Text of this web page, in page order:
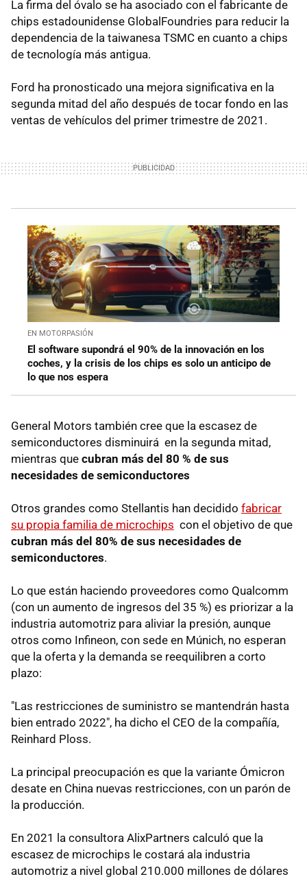
La firma del óvalo se ha asociado con el fabricante de
chips estadounidense GlobalFoundries para reducir la
dependencia de la taiwanesa TSMC en cuanto a chips
de tecnología más antigua.
Ford ha pronosticado una mejora significativa en la
segunda mitad del año después de tocar fondo en las
ventas de vehículos del primer trimestre de 2021.
EN MOTORPASIÓN
El software supondrá el 90% de la innovación en los
coches, y la crisis de los chips es solo un anticipo de
lo que nos espera
General Motors también cree que la escasez de
semiconductores disminuirá en la segunda mitad,
mientras que cubran más del 80 % de sus
necesidades de semiconductores
Otros grandes como Stellantis han decidido fabricar
su propia familia de microchips con el objetivo de que
cubran más del 80% de sus necesidades de
semiconductores.
Lo que están haciendo proveedores como Qualcomm
(con un aumento de ingresos del 35 %) es priorizar a la
industria automotriz para aliviar la presión, aunque
otros como Infineon, con sede en Múnich, no esperan
que la oferta y la demanda se reequilibren a corto
plazo:
"Las restricciones de suministro se mantendrán hasta
bien entrado 2022", ha dicho el CEO de la compañía,
Reinhard Ploss.
La principal preocupación es que la variante Ómicron
desate en China nuevas restricciones, con un parón de
la producción.
En 2021 la consultora AlixPartners calculó que la
escasez de microchips le costará ala industria
automotriz a nivel global 210.000 millones de dólares